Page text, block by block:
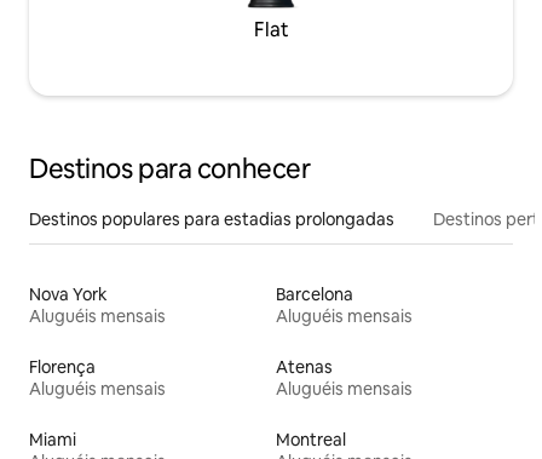
Flat
Destinos para conhecer
Destinos populares para estadias prolongadas Destinos
Nova York
Aluguéis mensais
Barcelona
Aluguéis mensais
Florença
Aluguéis mensais
Atenas
Aluguéis mensais
Miami
Montreal